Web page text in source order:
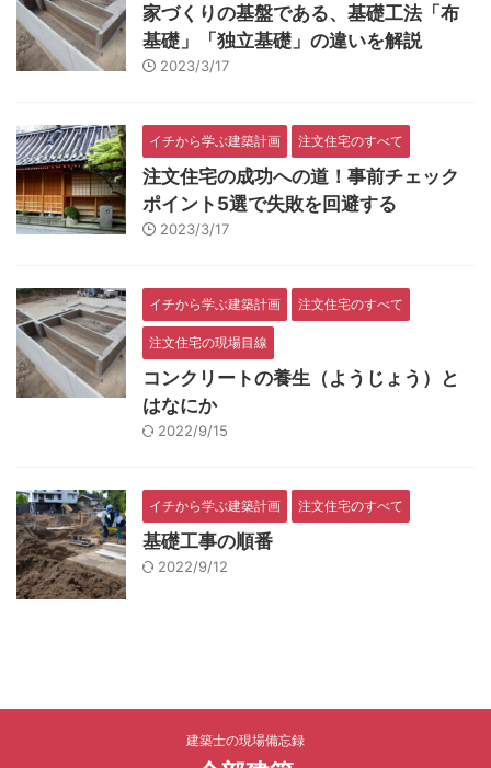
家づくりの基盤である、基礎工法「布
基礎」「独立基礎」の違いを解説
2023/3/17
イチから学ぶ建築計画 注文住宅のすべて
注文住宅の成功への道！事前チェック
ポイント5選で失敗を回避する
2023/3/17
イチから学ぶ建築計画 注文住宅のすべて
注文住宅の現場目線
コンクリートの養生（ようじょう）と
はなにか
2022/9/15
イチから学ぶ建築計画 注文住宅のすべて
基礎工事の順番
2022/9/12
建築士の現場備忘録